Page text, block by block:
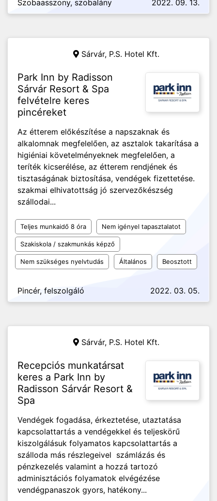
Szobaasszony, szobalány 2022. 09. 13.
Sárvár, P.S. Hotel Kft.
Park Inn by Radisson
Sárvár Resort & Spa
felvételre keres
pincéreket
Az étterem előkészítése a napszaknak és
alkalomnak megfelelően, az asztalok takarítása a
higiéniai követelményeknek megfelelően, a
teríték kicserélése, az étterem rendjének és
tisztaságának biztosítása, vendégek fizettetése.
szakmai elhivatottság jó szervezőkészség
szállodai...
Teljes munkaidő 8 óra Nem igényel tapasztalatot
Szakiskola / szakmunkás képző
Nem szükséges nyelvtudás Általános Beosztott
Pincér, felszolgáló 2022. 03. 05.
Sárvár, P.S. Hotel Kft.
Recepciós munkatársat
keres a Park Inn by
Radisson Sárvár Resort &
Spa
Vendégek fogadása, érkeztetése, utaztatása
kapcsolattartás a vendégekkel és teljeskörű
kiszolgálásuk folyamatos kapcsolattartás a
szálloda más részlegeivel számlázás és
pénzkezelés valamint a hozzá tartozó
adminisztációs folyamatok elvégézése
vendégpanaszok gyors, hatékony...